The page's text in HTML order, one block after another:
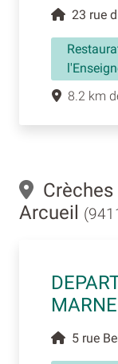
23 rue
8.2 km
Arcueil
MARNE
5 rue